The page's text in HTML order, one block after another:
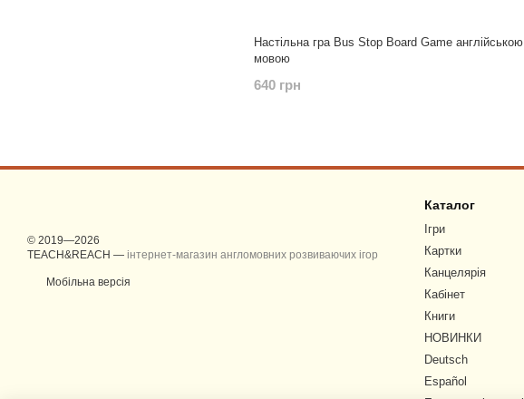
Настільна гра Bus Stop Board Game англійською
мовою
640 грн
© 2019—2026
TEACH&REACH — інтернет-магазин англомовних розвиваючих ігор
Мобільна версія
Каталог
Ігри
Картки
Канцелярія
Кабінет
Книги
НОВИНКИ
Deutsch
Español